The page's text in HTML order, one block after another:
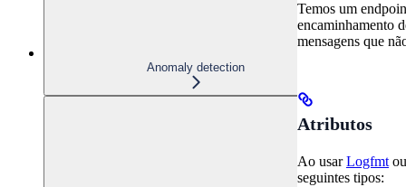
Anomaly detection
Temos um
encaminhamento
mensagens que
Atributos
Ao usarLogfmt ou
seguintes tipos: